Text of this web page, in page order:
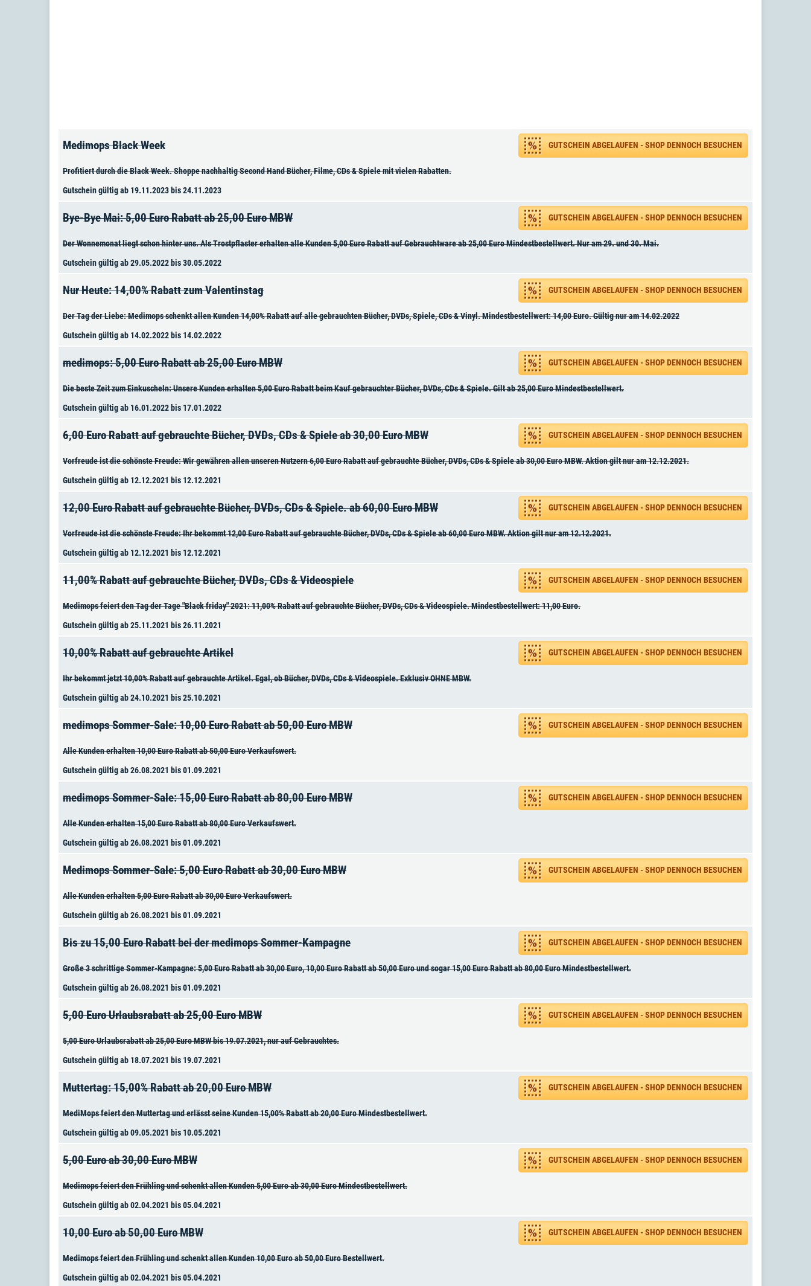
Medimops Black Week GUTSCHEIN ABGELAUFEN - SHOP DENNOCH BESUCHEN
Profitiert durch die Black Week. Shoppe nachhaltig Second Hand Bücher, Filme, CDs & Spiele mit vielen Rabatten.
Gutschein gültig ab 19.11.2023 bis 24.11.2023
Bye-Bye Mai: 5,00 Euro Rabatt ab 25,00 Euro MBW GUTSCHEIN ABGELAUFEN - SHOP DENNOCH BESUCHEN
Der Wonnemonat liegt schon hinter uns. Als Trostpflaster erhalten alle Kunden 5,00 Euro Rabatt auf Gebrauchtware ab 25,00 Euro Mindestbestellwert. Nur am 29. und 30. Mai.
Gutschein gültig ab 29.05.2022 bis 30.05.2022
Nur Heute: 14,00% Rabatt zum Valentinstag GUTSCHEIN ABGELAUFEN - SHOP DENNOCH BESUCHEN
Der Tag der Liebe: Medimops schenkt allen Kunden 14,00% Rabatt auf alle gebrauchten Bücher, DVDs, Spiele, CDs & Vinyl. Mindestbestellwert: 14,00 Euro. Gültig nur am 14.02.2022
Gutschein gültig ab 14.02.2022 bis 14.02.2022
medimops: 5,00 Euro Rabatt ab 25,00 Euro MBW GUTSCHEIN ABGELAUFEN - SHOP DENNOCH BESUCHEN
Die beste Zeit zum Einkuscheln: Unsere Kunden erhalten 5,00 Euro Rabatt beim Kauf gebrauchter Bücher, DVDs, CDs & Spiele. Gilt ab 25,00 Euro Mindestbestellwert.
Gutschein gültig ab 16.01.2022 bis 17.01.2022
6,00 Euro Rabatt auf gebrauchte Bücher, DVDs, CDs & Spiele ab 30,00 Euro MBW GUTSCHEIN ABGELAUFEN - SHOP DENNOCH BESUCHEN
Vorfreude ist die schönste Freude: Wir gewähren allen unseren Nutzern 6,00 Euro Rabatt auf gebrauchte Bücher, DVDs, CDs & Spiele ab 30,00 Euro MBW. Aktion gilt nur am 12.12.2021.
Gutschein gültig ab 12.12.2021 bis 12.12.2021
12,00 Euro Rabatt auf gebrauchte Bücher, DVDs, CDs & Spiele. ab 60,00 Euro MBW GUTSCHEIN ABGELAUFEN - SHOP DENNOCH BESUCHEN
Vorfreude ist die schönste Freude: Ihr bekommt 12,00 Euro Rabatt auf gebrauchte Bücher, DVDs, CDs & Spiele ab 60,00 Euro MBW. Aktion gilt nur am 12.12.2021.
Gutschein gültig ab 12.12.2021 bis 12.12.2021
11,00% Rabatt auf gebrauchte Bücher, DVDs, CDs & Videospiele GUTSCHEIN ABGELAUFEN - SHOP DENNOCH BESUCHEN
Medimops feiert den Tag der Tage "Black friday" 2021: 11,00% Rabatt auf gebrauchte Bücher, DVDs, CDs & Videospiele. Mindestbestellwert: 11,00 Euro.
Gutschein gültig ab 25.11.2021 bis 26.11.2021
10,00% Rabatt auf gebrauchte Artikel GUTSCHEIN ABGELAUFEN - SHOP DENNOCH BESUCHEN
Ihr bekommt jetzt 10,00% Rabatt auf gebrauchte Artikel. Egal, ob Bücher, DVDs, CDs & Videospiele. Exklusiv OHNE MBW.
Gutschein gültig ab 24.10.2021 bis 25.10.2021
medimops Sommer-Sale: 10,00 Euro Rabatt ab 50,00 Euro MBW GUTSCHEIN ABGELAUFEN - SHOP DENNOCH BESUCHEN
Alle Kunden erhalten 10,00 Euro Rabatt ab 50,00 Euro Verkaufswert.
Gutschein gültig ab 26.08.2021 bis 01.09.2021
medimops Sommer-Sale: 15,00 Euro Rabatt ab 80,00 Euro MBW GUTSCHEIN ABGELAUFEN - SHOP DENNOCH BESUCHEN
Alle Kunden erhalten 15,00 Euro Rabatt ab 80,00 Euro Verkaufswert.
Gutschein gültig ab 26.08.2021 bis 01.09.2021
Medimops Sommer-Sale: 5,00 Euro Rabatt ab 30,00 Euro MBW GUTSCHEIN ABGELAUFEN - SHOP DENNOCH BESUCHEN
Alle Kunden erhalten 5,00 Euro Rabatt ab 30,00 Euro Verkaufswert.
Gutschein gültig ab 26.08.2021 bis 01.09.2021
Bis zu 15,00 Euro Rabatt bei der medimops Sommer-Kampagne GUTSCHEIN ABGELAUFEN - SHOP DENNOCH BESUCHEN
Große 3 schrittige Sommer-Kampagne: 5,00 Euro Rabatt ab 30,00 Euro, 10,00 Euro Rabatt ab 50,00 Euro und sogar 15,00 Euro Rabatt ab 80,00 Euro Mindestbestellwert.
Gutschein gültig ab 26.08.2021 bis 01.09.2021
5,00 Euro Urlaubsrabatt ab 25,00 Euro MBW GUTSCHEIN ABGELAUFEN - SHOP DENNOCH BESUCHEN
5,00 Euro Urlaubsrabatt ab 25,00 Euro MBW bis 19.07.2021, nur auf Gebrauchtes.
Gutschein gültig ab 18.07.2021 bis 19.07.2021
Muttertag: 15,00% Rabatt ab 20,00 Euro MBW GUTSCHEIN ABGELAUFEN - SHOP DENNOCH BESUCHEN
MediMops feiert den Muttertag und erlässt seine Kunden 15,00% Rabatt ab 20,00 Euro Mindestbestellwert.
Gutschein gültig ab 09.05.2021 bis 10.05.2021
5,00 Euro ab 30,00 Euro MBW GUTSCHEIN ABGELAUFEN - SHOP DENNOCH BESUCHEN
Medimops feiert den Frühling und schenkt allen Kunden 5,00 Euro ab 30,00 Euro Mindestbestellwert.
Gutschein gültig ab 02.04.2021 bis 05.04.2021
10,00 Euro ab 50,00 Euro MBW GUTSCHEIN ABGELAUFEN - SHOP DENNOCH BESUCHEN
Medimops feiert den Frühling und schenkt allen Kunden 10,00 Euro ab 50,00 Euro Bestellwert.
Gutschein gültig ab 02.04.2021 bis 05.04.2021